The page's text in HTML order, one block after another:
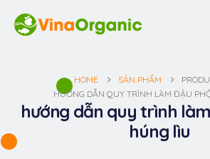
HOME SẢN PHẨM
HƯỚNG DẪN QUY TRÌNH LÀM ĐẬU
hướng dẫn quy trình
húng lìu